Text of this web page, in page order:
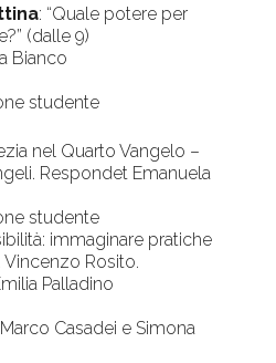
: “Quale potere per
(dalle 9)
Bianco
studente
nel Quarto Vangelo –
Respondet Emanuela
studente
immaginare pratiche
Rosito.
Palladino
Casadei e Simona